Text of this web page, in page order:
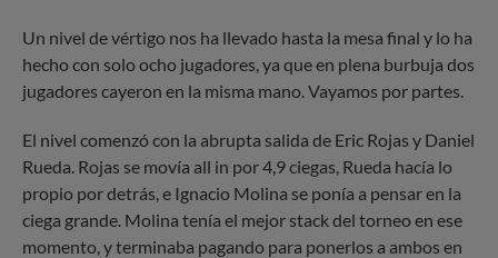
Un nivel de vértigo nos ha llevado hasta la mesa final y lo ha
hecho con solo ocho jugadores, ya que en plena burbuja dos
jugadores cayeron en la misma mano. Vayamos por partes.
El nivel comenzó con la abrupta salida de Eric Rojas y Daniel
Rueda. Rojas se movía all in por 4,9 ciegas, Rueda hacía lo
propio por detrás, e Ignacio Molina se ponía a pensar en la
ciega grande. Molina tenía el mejor stack del torneo en ese
momento, y terminaba pagando para ponerlos a ambos en